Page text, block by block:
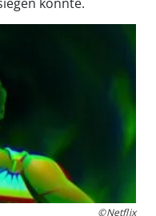
©Netflix